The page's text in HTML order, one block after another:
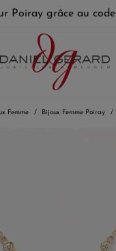
Poiray grâce au code
Femme Bijoux Femme Poiray